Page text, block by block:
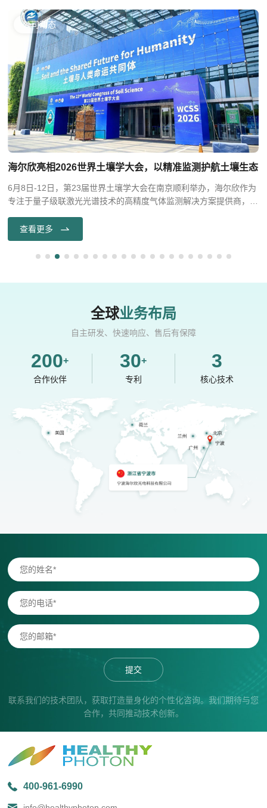
公司动态
海尔欣亮相2026世界土壤学大会，以精准监测护航土壤生态
6月8日-12日，第23届世界土壤学大会在南京顺利举办，海尔欣作为
专注于量子级联激光光谱技术的高精度气体监测解决方案提供商，重
环观测等核心议题，与海内外同行展开深入交流与探讨。
查看更多
全球业务布局
自主研发、快速响应、售后有保障
200+
合作伙伴
30+
专利
3
核心技术
提交
联系我们的技术团队，获取打造量身化的个性化咨询。我们期待与您
合作，共同推动技术创新。
400-961-6990